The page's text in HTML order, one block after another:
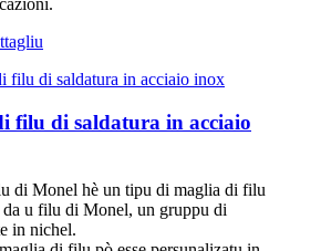
filu di saldatura in acciaio
di Monel hè un tipu di maglia di filu
da u filu di Monel, un gruppu di
in nichel.